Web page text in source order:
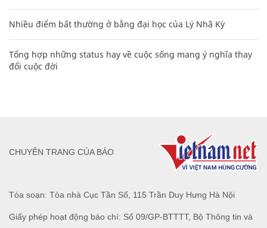
Nhiều điểm bất thường ở bằng đại học của Lý Nhã Kỳ
Tổng hợp những status hay về cuộc sống mang ý nghĩa thay
đổi cuộc đời
Tòa soạn: Tòa nhà Cục Tần Số, 115 Trần Duy Hưng Hà Nội
Giấy phép hoạt động báo chí: Số 09/GP-BTTTT, Bộ Thông tin và
CHUYÊN TRANG CỦA BÁO